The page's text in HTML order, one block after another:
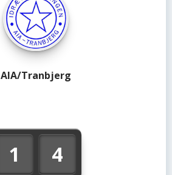
1 4
AIA/Tranbjerg